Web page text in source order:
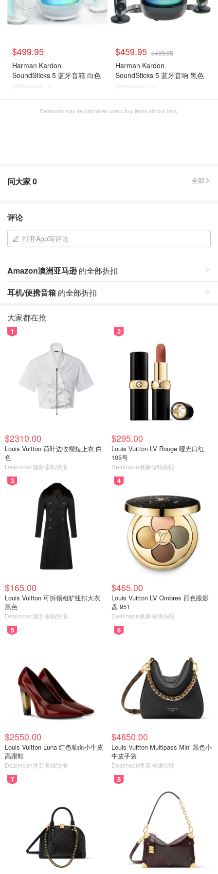
$499.95
Harman Kardon
SoundSticks 5 蓝牙音箱 白色
@dealmoon.nz
$459.95 $499.95
Harman Kardon
SoundSticks 5 蓝牙音响 黑色
@dealmoon.nz
Dealmoon may be paid when users buy items via our links.
问大家0 全部
评论
打开App写评论
Amazon澳洲亚马逊的全部折扣
耳机/便携音箱 的全部折扣
大家都在抢
1
$2310.00
Louis Vuitton 荷叶边收褶短上衣 白
色
Dealmoon澳新省钱快报
2
$295.00
Louis Vuitton LV Rouge 哑光口红
105号
Dealmoon澳新省钱快报
3
$165.00
Louis Vuitton 可拆领粗犷纽扣大衣
黑色
Dealmoon澳新省钱快报
4
$465.00
Louis Vuitton LV Ombres 四色眼影
盘 951
Dealmoon澳新省钱快报
5
$2550.00
Louis Vuitton Luna 红色釉面小牛皮
高跟鞋
Dealmoon澳新省钱快报
6
$4850.00
Louis Vuitton Multipass Mini 黑色小
牛皮手袋
Dealmoon澳新省钱快报
7 8